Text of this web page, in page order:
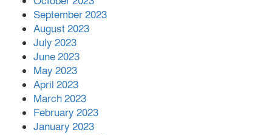
September 2023
August 2023
July 2023
June 2023
May 2023
April 2023
March 2023
February 2023
January 2023